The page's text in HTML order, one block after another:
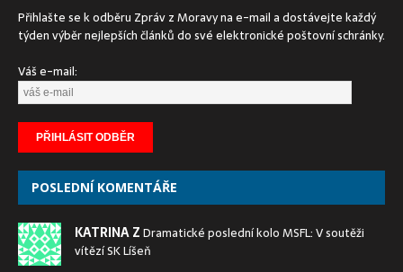
Přihlašte se k odběru Zpráv z Moravy na e-mail a dostávejte každý
týden výběr nejlepších článků do své elektronické poštovní schránky.
Váš e-mail:
POSLEDNÍ KOMENTÁŘE
KATRINA ZDramatické poslední kolo MSFL: V soutěži
vítězí SK Líšeň